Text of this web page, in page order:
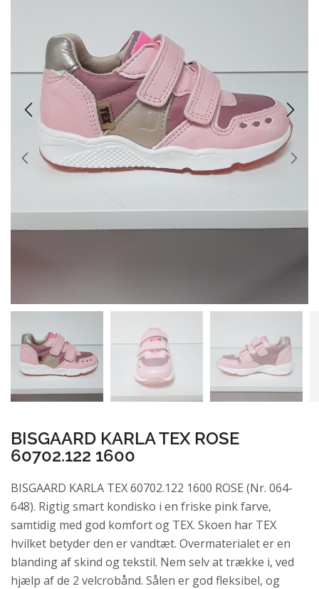
BISGAARD KARLA TEX ROSE
60702.122 1600
BISGAARD KARLA TEX 60702.122 1600 ROSE (Nr. 064-
648). Rigtig smart kondisko i en friske pink farve,
samtidig med god komfort og TEX. Skoen har TEX
hvilket betyder den er vandtæt. Overmaterialet er en
blanding af skind og tekstil. Nem selv at trække i, ved
hjælp af de 2 velcrobånd. Sålen er god fleksibel, og